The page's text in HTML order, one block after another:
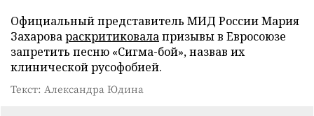
Официальный представитель МИД России Мария
Захаровараскритиковалапризывы в Евросоюзе
запретить песню «Сигма-бой», назвав их
клинической русофобией.
Текст: Александра Юдина